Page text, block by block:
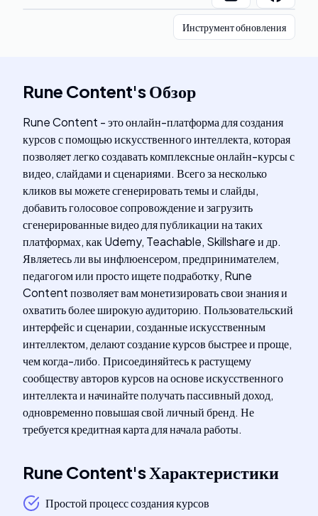
Инструмент обновления
Rune Content'sОбзор
Rune Content - это онлайн-платформа для создания
курсов с помощью искусственного интеллекта, которая
позволяет легко создавать комплексные онлайн-курсы с
видео, слайдами и сценариями. Всего за несколько
кликов вы можете сгенерировать темы и слайды,
добавить голосовое сопровождение и загрузить
сгенерированные видео для публикации на таких
платформах, как Udemy, Teachable, Skillshare и др.
Являетесь ли вы инфлюенсером, предпринимателем,
педагогом или просто ищете подработку, Rune
Content позволяет вам монетизировать свои знания и
охватить более широкую аудиторию. Пользовательский
интерфейс и сценарии, созданные искусственным
интеллектом, делают создание курсов быстрее и проще,
чем когда-либо. Присоединяйтесь к растущему
сообществу авторов курсов на основе искусственного
интеллекта и начинайте получать пассивный доход,
одновременно повышая свой личный бренд. Не
требуется кредитная карта для начала работы.
Rune Content'sХарактеристики
Простой процесс создания курсов